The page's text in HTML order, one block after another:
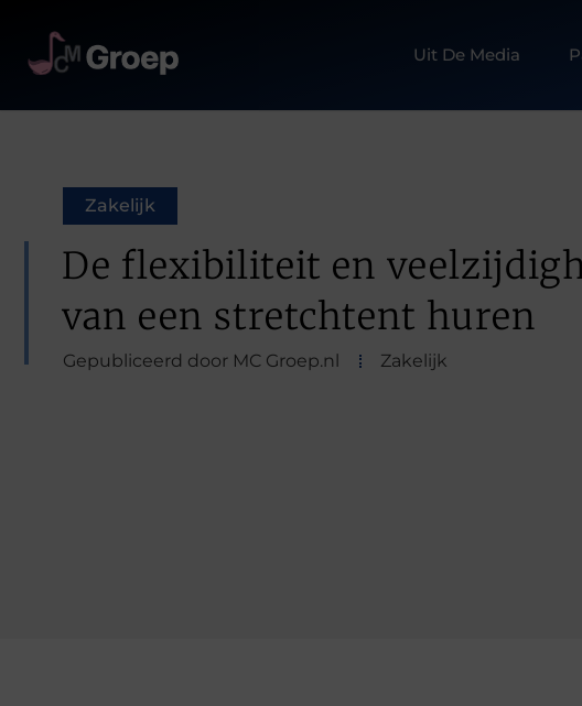
Uit De Media
Zakelijk
De flexibiliteit en
van een stretchtent huren
Gepubliceerd door MC Groep.nl Zakelijk